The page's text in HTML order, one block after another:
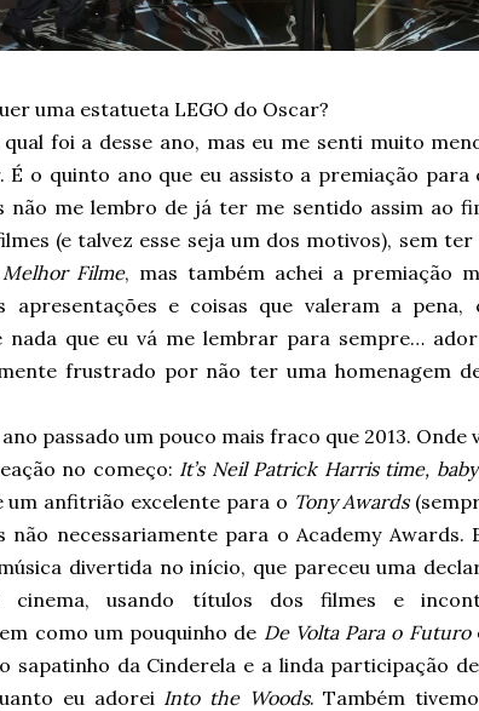
uma estatueta LEGO do Oscar?
qual foi a desse ano, mas eu me senti muito
É o quinto ano que eu assisto a premiação
não me lembro de já ter me sentido assim ao
(e talvez esse seja um dos motivos), sem
Melhor Filme, mas também achei a premiação
apresentações e coisas que valeram a
nada que eu vá me lembrar para sempre…
frustrado por não ter uma homenagem
ano passado um pouco mais fraco que 2013. Onde
no começo: It’s Neil Patrick Harris time,
um anfitrião excelente para o Tony Awards
não necessariamente para o Academy Awards.
divertida no início, que pareceu uma
usando títulos dos filmes e
como um pouquinho de De Volta Para o Futuro
sapatinho da Cinderela e a linda participação
eu adorei Into the Woods. Também